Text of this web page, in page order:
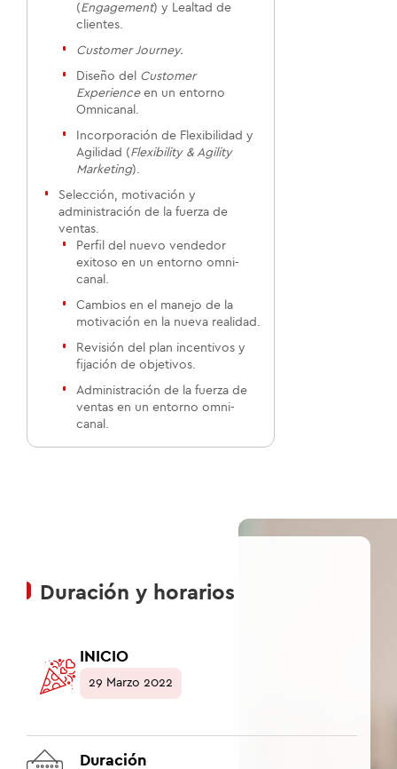
(Engagement) y Lealtad de
clientes.
Customer Journey.
Diseño del Customer
Experienceen un entorno
Omnicanal.
Incorporación de Flexibilidad y
Agilidad (Flexibility & Agility
Marketing).
Selección, motivación y
administración de la fuerza de
ventas.
Perfil del nuevo vendedor
exitoso en un entorno omni-
canal.
Cambios en el manejo de la
motivación en la nueva realidad.
Revisión del plan incentivos y
fijación de objetivos.
Administración de la fuerza de
ventas en un entorno omni-
canal.
Duración y horarios
INICIO
29 Marzo 2022
Duración